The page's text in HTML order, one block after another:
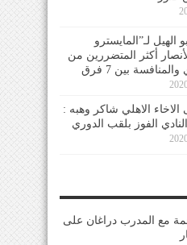
الهيل لـ”المايسترو
أكثر المتضررين من
بين 7 فرق
الاهلي شاكر وهبه :
الفوز بلقب الدوري
مع المدرب دراغان على